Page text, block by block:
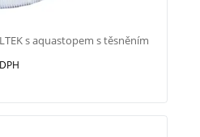
s aquastopem s těsněním